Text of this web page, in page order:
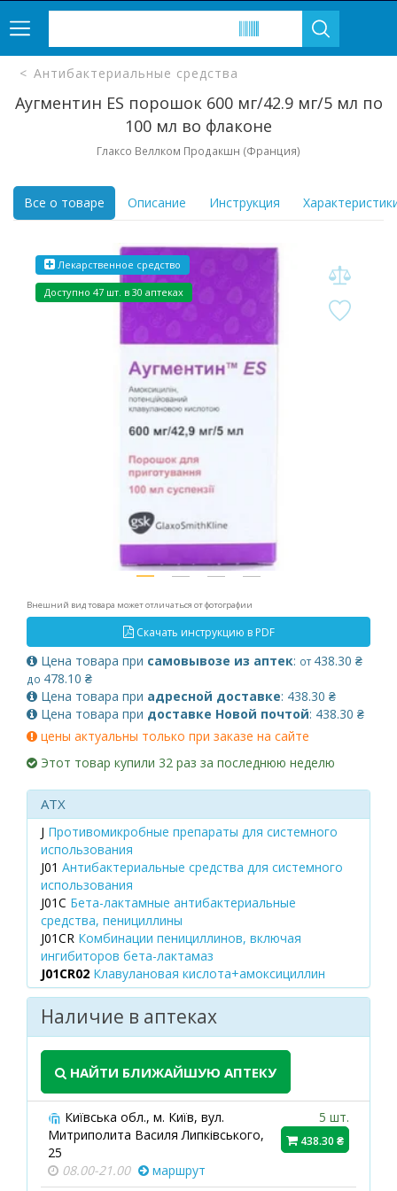
Антибактериальные средства
Аугментин ES порошок 600 мг/42.9 мг/5 мл по
100 мл во флаконе
Глаксо Веллком Продакшн (Франция)
Все о товаре Описание Инструкция
Лекарственное средство
Доступно 47 шт. в 30 аптеках
Внешний вид товара может отличаться от фотографии
Скачать инструкцию в PDF
Цена товара при самовывозе из аптек: от 438.30 ₴
до 478.10 ₴
Цена товара при адресной доставке: 438.30 ₴
Цена товара при доставке Новой почтой: 438.30 ₴
цены актуальны только при заказе на сайте
Этот товар купили 32 раз за последнюю неделю
ATX
J Противомикробные препараты для системного
использования
J01 Антибактериальные средства для системного
использования
J01C Бета-лактамные антибактериальные
средства, пенициллины
J01CR Комбинации пенициллинов, включая
ингибиторов бета-лактамаз
J01CR02 Клавулановая кислота+амоксициллин
Наличие в аптеках
НАЙТИ БЛИЖАЙШУЮ АПТЕКУ
Київська обл., м. Київ, вул.
Митриполита Василя Липківського,
25
08.00-21.00
маршрут
5 шт.
438.30 ₴